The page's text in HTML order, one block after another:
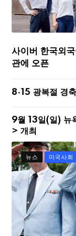
사이버 한국외
관에 오픈
8·15 광복절 경
9월 13일(일) 뉴
> 개최
뉴스 미국사회